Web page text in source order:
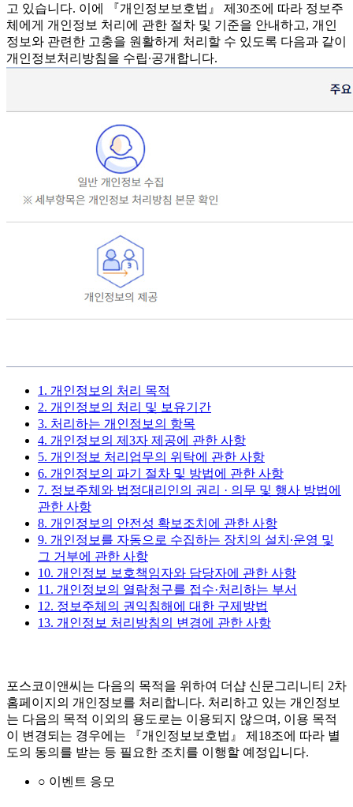
고 있습니다. 이에 『개인정보보호법』 제30조에 따라 정보주
체에게 개인정보 처리에 관한 절차 및 기준을 안내하고, 개인
정보와 관련한 고충을 원활하게 처리할 수 있도록 다음과 같이
개인정보처리방침을 수립∙공개합니다.
1. 개인정보의 처리 목적
2. 개인정보의 처리 및 보유기간
3. 처리하는 개인정보의 항목
4. 개인정보의 제3자 제공에 관한 사항
5. 개인정보 처리업무의 위탁에 관한 사항
6. 개인정보의 파기 절차 및 방법에 관한 사항
7. 정보주체와 법정대리인의 권리 · 의무 및 행사 방법에
관한 사항
8. 개인정보의 안전성 확보조치에 관한 사항
9. 개인정보를 자동으로 수집하는 장치의 설치∙운영 및
그 거부에 관한 사항
10. 개인정보 보호책임자와 담당자에 관한 사항
11. 개인정보의 열람청구를 접수·처리하는 부서
12. 정보주체의 권익침해에 대한 구제방법
13. 개인정보 처리방침의 변경에 관한 사항
포스코이앤씨는 다음의 목적을 위하여 더샵 신문그리니티 2차
홈페이지의 개인정보를 처리합니다. 처리하고 있는 개인정보
는 다음의 목적 이외의 용도로는 이용되지 않으며, 이용 목적
이 변경되는 경우에는 『개인정보보호법』 제18조에 따라 별
도의 동의를 받는 등 필요한 조치를 이행할 예정입니다.
○ 이벤트 응모